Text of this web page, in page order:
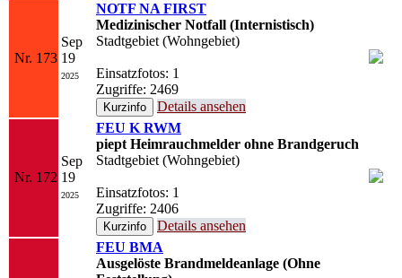
Nr. 173
Sep
19
2025
NOTF NA FIRST
Medizinischer Notfall (Internistisch)
Stadtgebiet (Wohngebiet)
Einsatzfotos: 1
Zugriffe: 2469
Details ansehen
Nr. 172
Sep
19
2025
FEU K RWM
piept Heimrauchmelder ohne Brandgeruch
Stadtgebiet (Wohngebiet)
Einsatzfotos: 1
Zugriffe: 2406
Details ansehen
FEU BMA
Ausgelöste Brandmeldeanlage (Ohne